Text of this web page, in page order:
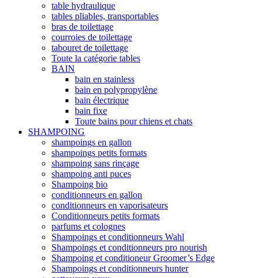
table hydraulique
tables pliables, transportables
bras de toilettage
courroies de toilettage
tabouret de toilettage
Toute la catégorie tables
BAIN
bain en stainless
bain en polypropylène
bain électrique
bain fixe
Toute bains pour chiens et chats
SHAMPOING
shampoings en gallon
shampoings petits formats
shampoing sans rinçage
shampoing anti puces
Shampoing bio
conditionneurs en gallon
conditionneurs en vaporisateurs
Conditionneurs petits formats
parfums et colognes
Shampoings et conditionneurs Wahl
Shampoings et conditionneurs pro nourish
Shampoing et conditioneur Groomer’s Edge
Shampoings et conditionneurs hunter